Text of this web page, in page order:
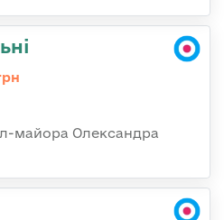
майора Олександра